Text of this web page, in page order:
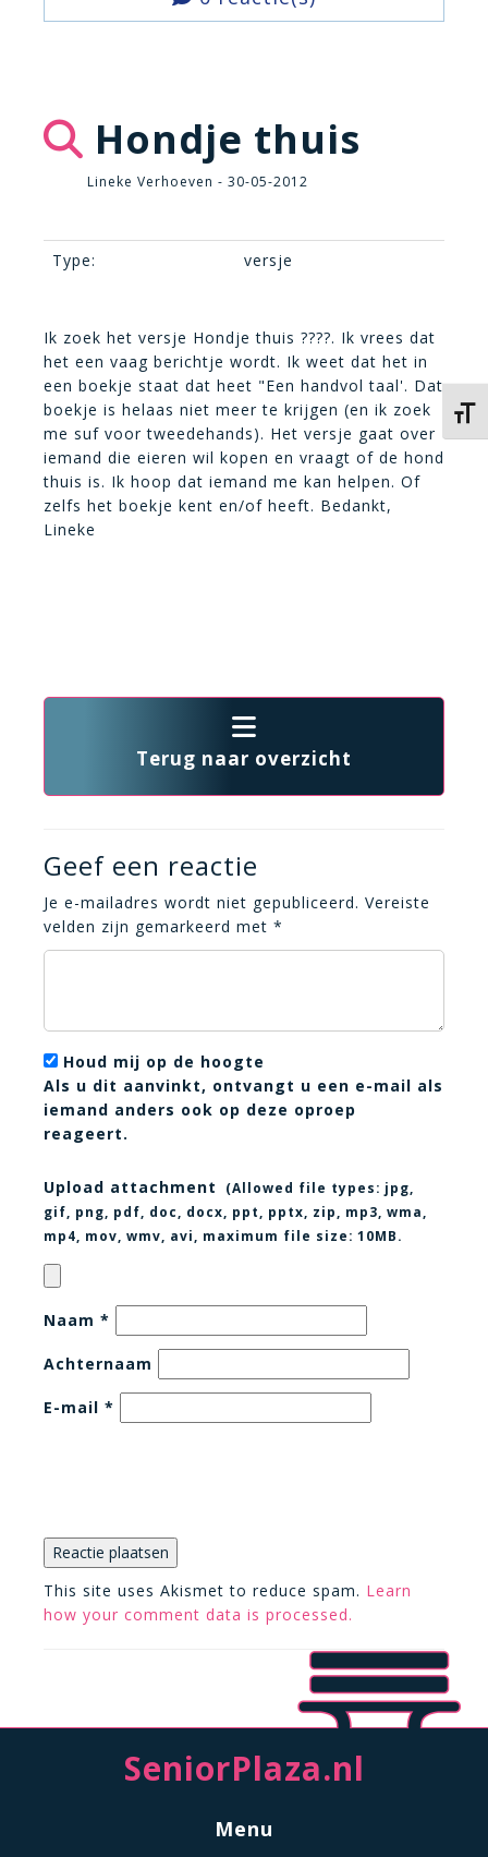
Hondje thuis
Lineke Verhoeven - 30-05-2012
Type: versje
Ik zoek het versje Hondje thuis ????. Ik vrees dat
het een vaag berichtje wordt. Ik weet dat het in
een boekje staat dat heet "Een handvol taal'. Dat
boekje is helaas niet meer te krijgen (en ik zoek
me suf voor tweedehands). Het versje gaat over
iemand die eieren wil kopen en vraagt of de hond
thuis is. Ik hoop dat iemand me kan helpen. Of
zelfs het boekje kent en/of heeft. Bedankt,
Lineke
Terug naar overzicht
Geef een reactie
Je e-mailadres wordt niet gepubliceerd. Vereiste
velden zijn gemarkeerd met *
Houd mij op de hoogte
Als u dit aanvinkt, ontvangt u een e-mail als
iemand anders ook op deze oproep
reageert.
Upload attachment (Allowed file types: jpg,
gif, png, pdf, doc, docx, ppt, pptx, zip, mp3, wma,
mp4, mov, wmv, avi
, maximum file size: 10MB.
Naam *
Achternaam
E-mail *
This site uses Akismet to reduce spam. Learn
how your comment data is processed.
SeniorPlaza.nl
Menu